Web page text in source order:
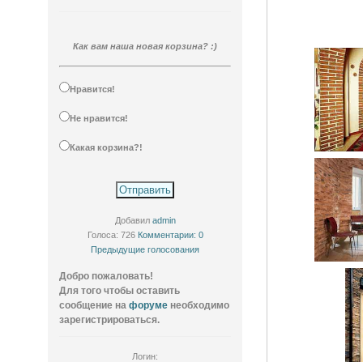
Как вам наша новая корзина? :)
Нравится!
Не нравится!
Какая корзина?!
Добавил admin
Голоса: 726 Комментарии: 0
Предыдущие голосования
Добро пожаловать!
Для того чтобы оставить
сообщение на форуме необходимо
зарегистрироваться.
Логин: